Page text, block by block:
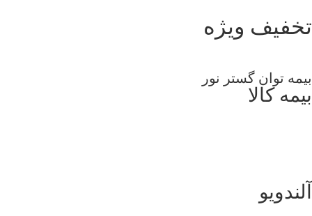
تخفیف ویژه
بیمه توان گستر نور
بیمه کالا
آلندویو